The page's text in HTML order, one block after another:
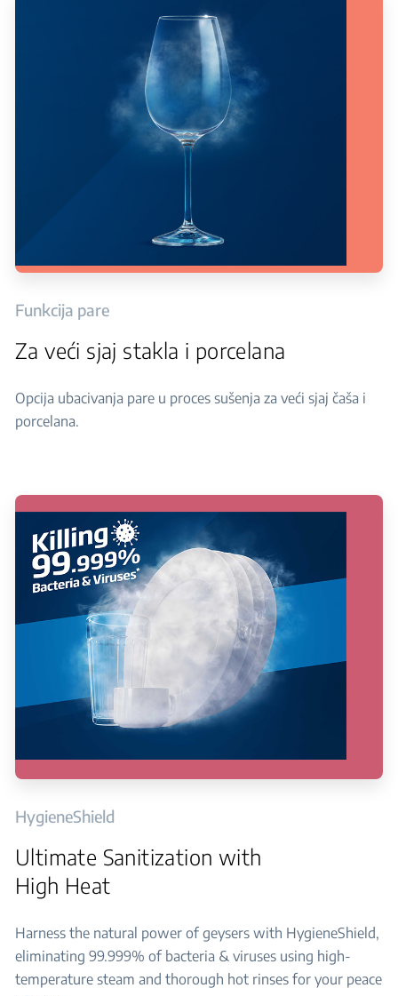
Funkcija pare
Za veći sjaj stakla i porcelana
Opcija ubacivanja pare u proces sušenja za veći sjaj čaša i
porcelana.
HygieneShield
Ultimate Sanitization with
High Heat
Harness the natural power of geysers with HygieneShield,
eliminating 99.999% of bacteria & viruses using high-
temperature steam and thorough hot rinses for your peace